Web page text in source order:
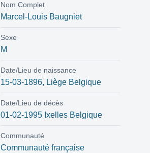
Marcel-Louis Baugniet
Nom Complet
M
Sexe
15-03-1896, Liège Belgique
Date/Lieu de naissance
01-02-1995 Ixelles Belgique
Date/Lieu de décès
Communauté française
Communauté